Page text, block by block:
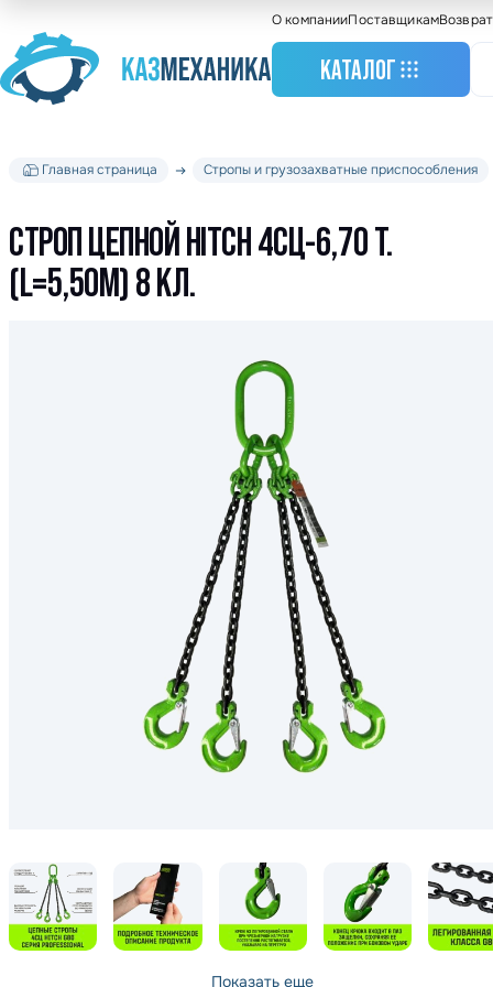
О компанииПоставщикам
КАТАЛОГ
Станочное
оборудование
Складское
Климатическое
Гидравлическое
Сварочное
Дробильное
Главная страница Стропы и грузозахватные приспособления
СТРОП ЦЕПНОЙ HITCH 4СЦ-6,70 Т.
(L=5,50М) 8 КЛ.
Показать еще